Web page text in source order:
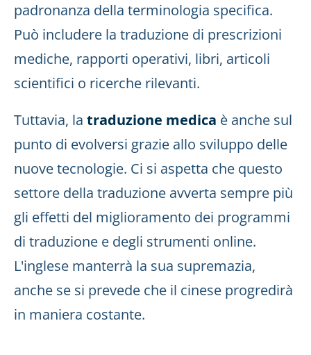
padronanza della terminologia specifica.
Può includere la traduzione di prescrizioni
mediche, rapporti operativi, libri, articoli
scientifici o ricerche rilevanti.
Tuttavia, la traduzione medica è anche sul
punto di evolversi grazie allo sviluppo delle
nuove tecnologie. Ci si aspetta che questo
settore della traduzione avverta sempre più
gli effetti del miglioramento dei programmi
di traduzione e degli strumenti online.
L'inglese manterrà la sua supremazia,
anche se si prevede che il cinese progredirà
in maniera costante.